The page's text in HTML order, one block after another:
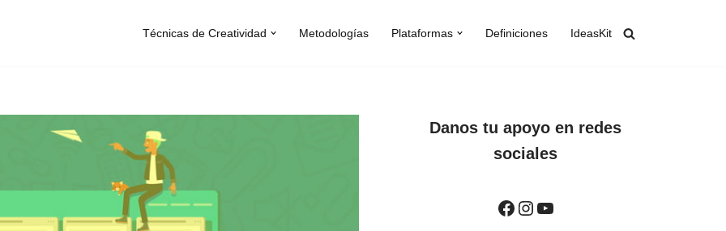
Técnicas de Creatividad Metodologías Plataformas Definiciones IdeasKit
Danos tu apoyo en redes
sociales